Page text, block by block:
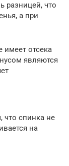
разницей, что
а при
имеет отсека
являются
что спинка не
на